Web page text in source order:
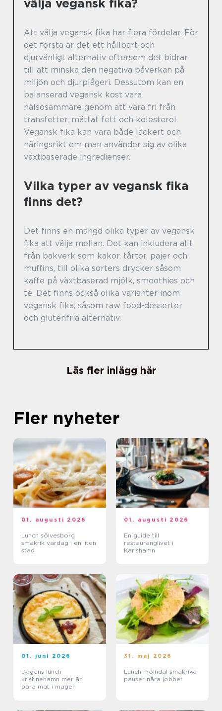
välja vegansk fika?
Att välja vegansk fika har flera fördelar. För
det första är det ett hållbart och
djurvänligt alternativ eftersom det bidrar
till att minska den negativa påverkan på
miljön och djurplågeri. Dessutom kan en
balanserad vegansk kost vara
hälsosammare genom att vara fri från
transfetter, mättat fett och kolesterol.
Vegansk fika kan vara både läckert och
näringsrikt om man använder sig av olika
växtbaserade ingredienser.
Vilka typer av vegansk fika
finns det?
Det finns en mängd olika typer av vegansk
fika att välja mellan. Det kan inkludera allt
från bakverk som kakor, tårtor, pajer och
muffins, till olika sorters drycker såsom
kaffe på växtbaserad mjölk, smoothies och
te. Det finns också olika varianter inom
vegansk fika, såsom raw food-desserter
och glutenfria alternativ.
Läs fler inlägg här
Fler nyheter
01. augusti 2026
Lunch sölvesborg
smakrik vardag i en liten
stad
01. augusti 2026
En guide till
restauranglivet i
Karlshamn
01. juni 2026
Dagens lunch
kristinehamn mer än
bara mat i magen
31. maj 2026
Lunch mölndal smakrika
pauser nära jobbet